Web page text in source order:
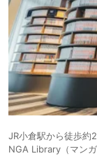
JR小倉駅から徒歩約
NGA Library（マン